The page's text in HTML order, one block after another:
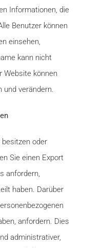
Informationen, die
Benutzer können
einsehen,
kann nicht
Website können
und verändern.
oder
Sie einen Export
anfordern,
haben. Darüber
anfordern. Dies
administrativer,